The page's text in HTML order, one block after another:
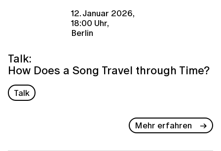
12. Januar 2026,
18:00 Uhr,
Berlin
Talk:
How Does a Song Travel through Time?
Talk
Mehr erfahren